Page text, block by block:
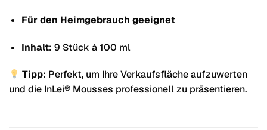
Für den Heimgebrauch geeignet
Inhalt: 9 Stück à 100 ml
Tipp: Perfekt, um Ihre Verkaufsfläche aufzuwerten
und die InLei® Mousses professionell zu präsentieren.